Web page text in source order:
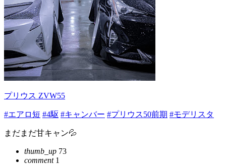
プリウス ZVW55
#エアロ短 #4駆 #キャンバー #プリウス50前期 #モデリスタ
まだまだ甘キャン💦
thumb_up 73
comment1